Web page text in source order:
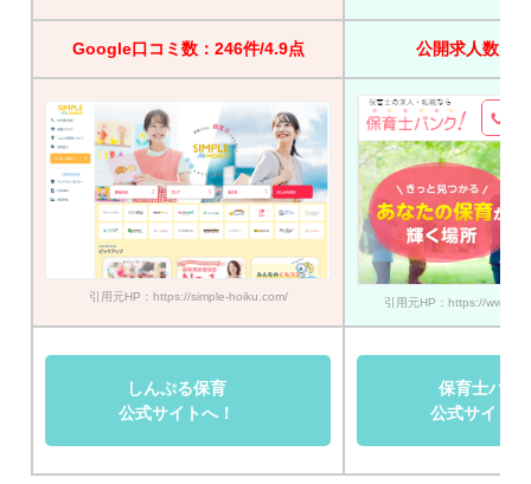
Google口コミ数：246件/4.9点 公開求人数：
引用元HP：https://simple-hoiku.com/ 引用元HP：https://
しんぷる保育
公式サイトへ！
保育士バン
公式サイト